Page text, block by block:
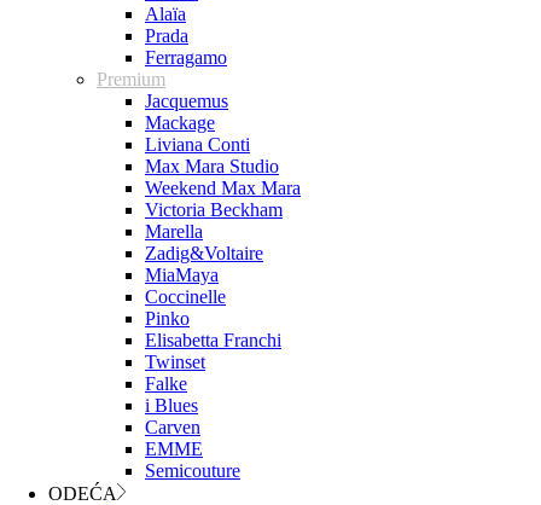
Alaïa
Prada
Ferragamo
Premium
Jacquemus
Mackage
Liviana Conti
Max Mara Studio
Weekend Max Mara
Victoria Beckham
Marella
Zadig&Voltaire
MiaMaya
Coccinelle
Pinko
Elisabetta Franchi
Twinset
Falke
i Blues
Carven
EMME
Semicouture
ODEĆA